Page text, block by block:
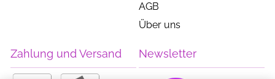
AGB
Über uns
Zahlung und Versand Newsletter